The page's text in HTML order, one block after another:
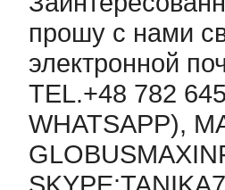
прошу с нами
электронной
TEL.+48 782
WHATSAPP),